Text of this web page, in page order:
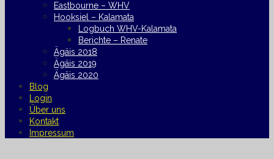
Eastbourne – WHV
Hooksiel – Kalamata
Logbuch WHV-Kalamata
Berichte – Renate
Ägäis 2018
Ägäis 2019
Ägäis 2020
Blog
Login
Über uns
Kontakt
Impressum